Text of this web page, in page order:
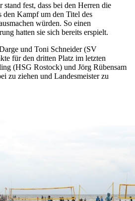
fest, dass bei den Herren die
den Kampf um den Titel des
würden. So einen
hatten sie sich bereits erspielt.
und Toni Schneider (SV
für den dritten Platz im letzten
(HSG Rostock) und Jörg Rübensam
zu ziehen und Landesmeister zu